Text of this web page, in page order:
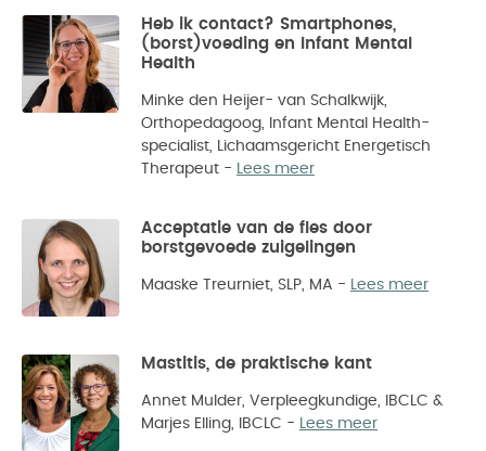
Heb ik contact? Smartphones,
(borst)voeding en Infant Mental
Health
Minke den Heijer- van Schalkwijk,
Orthopedagoog, Infant Mental Health-
specialist, Lichaamsgericht Energetisch
Therapeut - Lees meer
Acceptatie van de fles door
borstgevoede zuigelingen
Maaske Treurniet, SLP, MA - Lees meer
Mastitis, de praktische kant
Annet Mulder, Verpleegkundige, IBCLC &
Marjes Elling, IBCLC - Lees meer